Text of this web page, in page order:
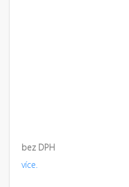
bez DPH
více.